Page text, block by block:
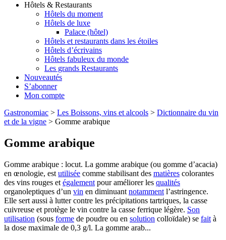
Hôtels & Restaurants
Hôtels du moment
Hôtels de luxe
Palace (hôtel)
Hôtels et restaurants dans les étoiles
Hôtels d’écrivains
Hôtels fabuleux du monde
Les grands Restaurants
Nouveautés
S’abonner
Mon compte
Gastronomiac > Les Boissons, vins et alcools > Dictionnaire du vin
et de la vigne > Gomme arabique
Gomme arabique
Gomme arabique : locut. La gomme arabique (ou gomme d’acacia)
en œnologie, est utilisée comme stabilisant des matières colorantes
des vins rouges et également pour améliorer les qualités
organoleptiques d’un vin en diminuant notamment l’astringence.
Elle sert aussi à lutter contre les précipitations tartriques, la casse
cuivreuse et protège le vin contre la casse ferrique légère. Son
utilisation (sous forme de poudre ou en solution colloïdale) se fait à
la dose maximale de 0,3 g/l. La gomme arab...